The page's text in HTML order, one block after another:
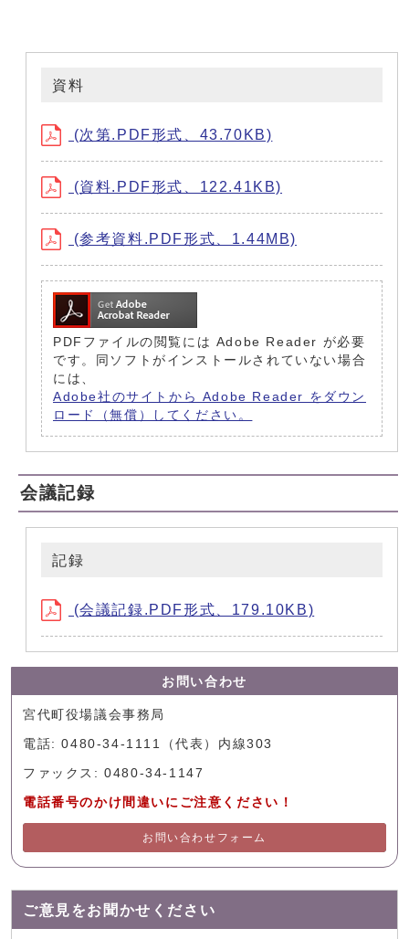
資料
(次第.PDF形式、43.70KB)
(資料.PDF形式、122.41KB)
(参考資料.PDF形式、1.44MB)
PDFファイルの閲覧には Adobe Reader が必要
です。同ソフトがインストールされていない場合
には、
Adobe社のサイトから Adobe Reader をダウン
ロード（無償）してください。
会議記録
記録
(会議記録.PDF形式、179.10KB)
お問い合わせ
宮代町役場議会事務局
電話: 0480-34-1111（代表）内線303
ファックス: 0480-34-1147
電話番号のかけ間違いにご注意ください！
お問い合わせフォーム
ご意見をお聞かせください